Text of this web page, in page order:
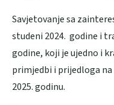
Savjetovanje sa
studeni 2024. godine i
godine, koji je ujedno i
primjedbi i prijedloga
2025. godinu.